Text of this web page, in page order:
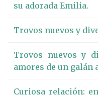
su adorada Emilia.
Trovos nuevos y
Trovos nuevos y
amores de un galán
Curiosa relación: